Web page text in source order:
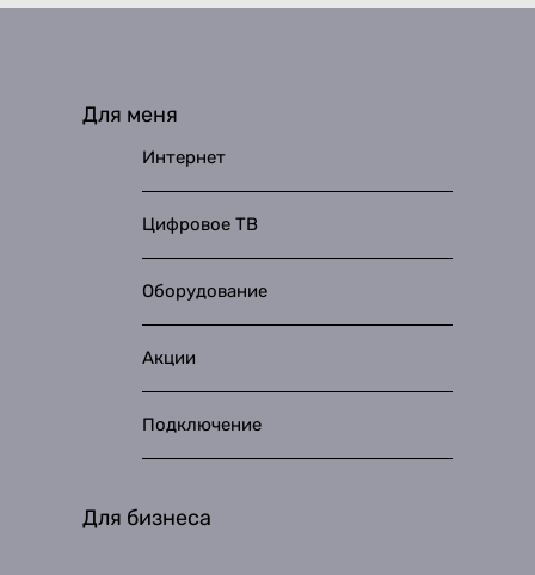
Для меня
Интернет
Цифровое ТВ
Оборудование
Акции
Подключение
Для бизнеса